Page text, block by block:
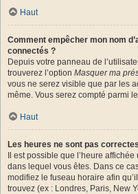
Haut
Comment empêcher mon nom
connectés ?
Depuis votre panneau de
trouverez l’option Masquer ma
vous ne serez visible que par les
même. Vous serez compté parmi
Haut
Les heures ne sont pas
Il est possible que l’heure
dans lequel vous êtes. Dans ce
modifiez le fuseau horaire afin
trouvez (ex : Londres, Paris, New